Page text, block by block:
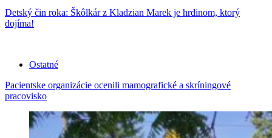
Detský čin roka: Škôlkár z Kladzian Marek je hrdinom, ktorý
dojíma!
Ostatné
Pacientske organizácie ocenili mamografické a skríningové
pracovisko